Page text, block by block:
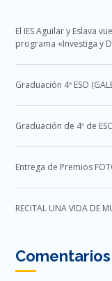
El IES Aguilar y Eslava
programa «Investiga y
Graduación 4º ESO
Graduación de 4º de
Entrega de Premios
RECITAL UNA VIDA DE